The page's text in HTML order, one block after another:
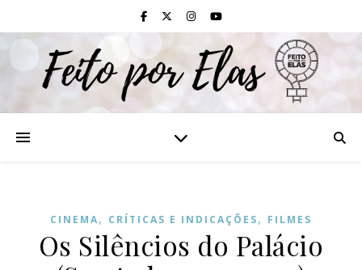
CINEMA, CRÍTICAS E INDICAÇÕES, FILMES
Os Silêncios do Palácio